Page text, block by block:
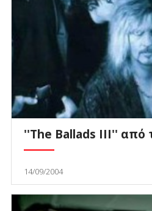
''The Ballads III'' από
14/09/2004